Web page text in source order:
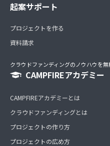
起案サポート
プロジェクトを作る
資料請求
クラウドファンディングのノウハウを無
CAMPFIREアカデミー
CAMPFIREアカデミーとは
クラウドファンディングとは
プロジェクトの作り方
プロジェクトの広め方